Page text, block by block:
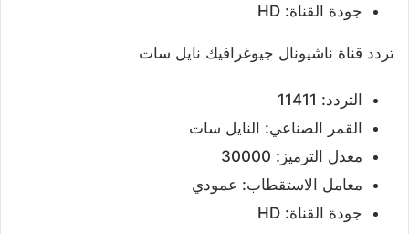
جودة القناة: HD
تردد قناة ناشيونال جيوغرافيك نايل سات
التردد: 11411
القمر الصناعي: النايل سات
معدل الترميز: 30000
معامل الاستقطاب: عمودي
جودة القناة: HD